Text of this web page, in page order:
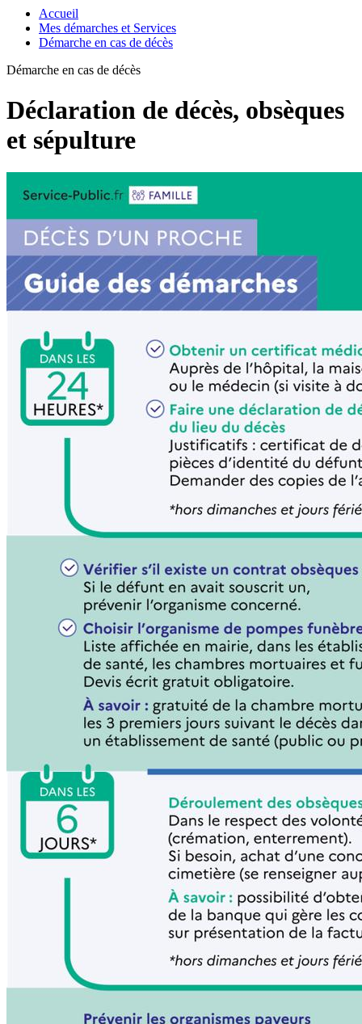
Accueil
Mes démarches et Services
Démarche en cas de décès
Démarche en cas de décès
Déclaration de décès, obsèques
et sépulture